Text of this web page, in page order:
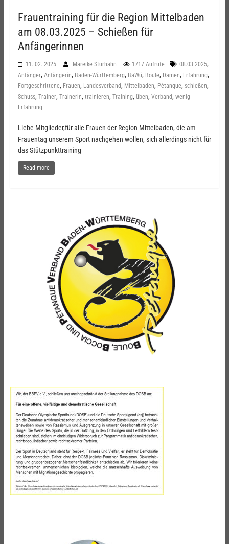
Frauentraining für die Region Mittelbaden
am 08.03.2025 – Schießen für
Anfängerinnen
11. 02. 2025 Mareike Sturhahn 1717 Aufrufe 08.03.2025,
Anfänger, Anfängerin, Baden-Württemberg, BaWü, Boule, Damen, Erfahrung,
Fortgeschrittene, Frauen, Landesverband, Mittelbaden, Pétanque, schießen,
Schuss, Trainer, Trainerin, trainieren, Training, üben, Verband, wenig
Erfahrung
Liebe Mitglieder,für alle Frauen der Region Mittelbaden, die am
Frauentag unserem Sport nachgehen wollen, sich allerdings nicht für
das Stützpunkttraining
Read more